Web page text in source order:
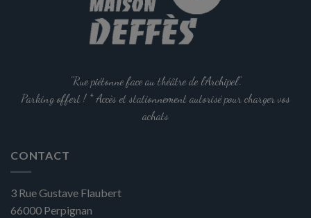
page
produit
"Rue piétonne face au théâtre de l'Archipel".
Parking offert ! * Accès et stationnement autorisé pour charger vos
achats
CONTACT
3 Rue Gustave Flaubert
66000 Perpignan